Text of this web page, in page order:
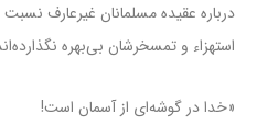
درباره عقیده مسلمانان غیرعارف نسبت
استهزاء و تمسخرشان بی‌بهره
«خدا در گوشه‌ای از آسمان است!